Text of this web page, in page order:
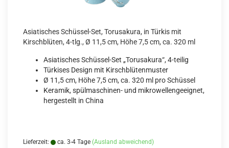
Asiatisches Schüssel-Set, Torusakura, in Türkis mit
Kirschblüten, 4-tlg., Ø 11,5 cm, Höhe 7,5 cm, ca. 320 ml
Asiatisches Schüssel-Set „Torusakura“, 4-teilig
Türkises Design mit Kirschblütenmuster
Ø 11,5 cm, Höhe 7,5 cm, ca. 320 ml pro Schüssel
Keramik, spülmaschinen- und mikrowellengeeignet,
hergestellt in China
Lieferzeit: ca. 3-4 Tage (Ausland abweichend)